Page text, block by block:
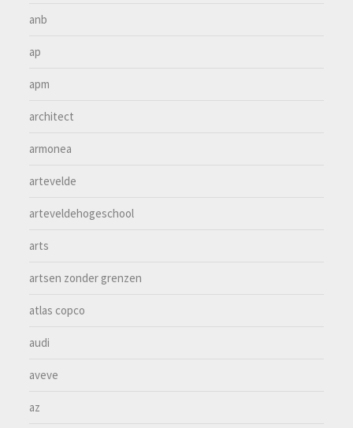
anb
ap
apm
architect
armonea
artevelde
arteveldehogeschool
arts
artsen zonder grenzen
atlas copco
audi
aveve
az